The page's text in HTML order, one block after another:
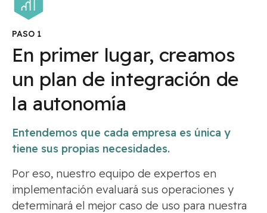
PASO 1
En primer lugar, creamos
un plan de integración de
la autonomía
Entendemos que cada empresa es única y
tiene sus propias necesidades.
Por eso, nuestro equipo de expertos en
implementación evaluará sus operaciones y
determinará el mejor caso de uso para nuestra